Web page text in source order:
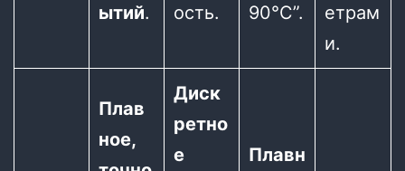
ытий.
ость.
90°С”.
етрам
и.
Плав
ное,
Диск
ретно
е
Плавн